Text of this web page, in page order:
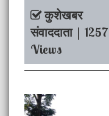
कुशेखबर
संवाददाता | 1257
Views